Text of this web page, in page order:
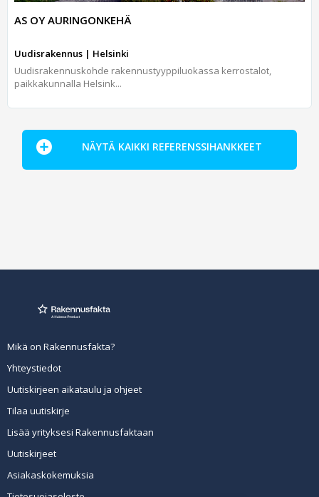
AS OY AURINGONKEHÄ
Uudisrakennus | Helsinki
Uudisrakennuskohde rakennustyyppiluokassa kerrostalot,
paikkakunnalla Helsink...
NÄYTÄ KAIKKI REFERENSSIHANKKEET
Mikä on Rakennusfakta?
Yhteystiedot
Uutiskirjeen aikataulu ja ohjeet
Tilaa uutiskirje
Lisää yrityksesi Rakennusfaktaan
Uutiskirjeet
Asiakaskokemuksia